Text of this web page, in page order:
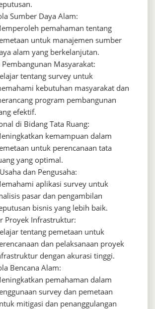
Sumber Daya Alam:
pemahaman tentang
untuk manajemen sumber
alam yang berkelanjutan.
Masyarakat:
tentang survey untuk
kebutuhan masyarakat dan
program pembangunan
efektif.
di Bidang Tata Ruang:
kemampuan dalam
untuk perencanaan tata
yang optimal.
dan Pengusaha:
aplikasi survey untuk
pasar dan pengambilan
bisnis yang lebih baik.
Proyek Infrastruktur:
tentang pemetaan untuk
dan pelaksanaan proyek
dengan akurasi tinggi.
Bencana Alam:
pemahaman dalam
survey dan pemetaan
mitigasi dan penanggulangan